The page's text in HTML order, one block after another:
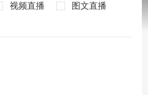
视频直播
图文直播